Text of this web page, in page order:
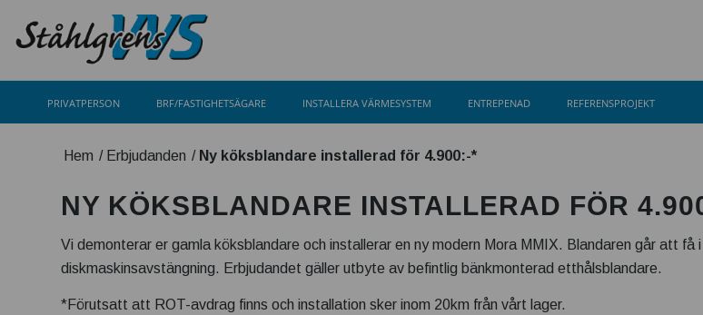
PRIVATPERSON BRF/FASTIGHETSÄGARE INSTALLERA VÄRMESYSTEM ENTREPENAD REFERENSPROJEKT
Hem / Erbjudanden / Ny köksblandare installerad för 4.900:-*
NY KÖKSBLANDARE INSTALLERAD FÖR
Vi demonterar er gamla köksblandare och installerar en ny modern Mora MMIX. Blandaren går att
diskmaskinsavstängning. Erbjudandet gäller utbyte av befintlig bänkmonterad etthålsblandare.
*Förutsatt att ROT-avdrag finns och installation sker inom 20km från vårt lager.